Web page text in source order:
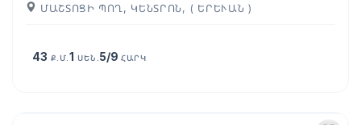
ՄԱՇՏՈՑԻ ՊՈՂ, ԿԵՆՏՐՈՆ, ( ԵՐԵՒԱՆ )
43 Ք.Մ.1 ՍԵՆ. 5/9ՀԱՐԿ